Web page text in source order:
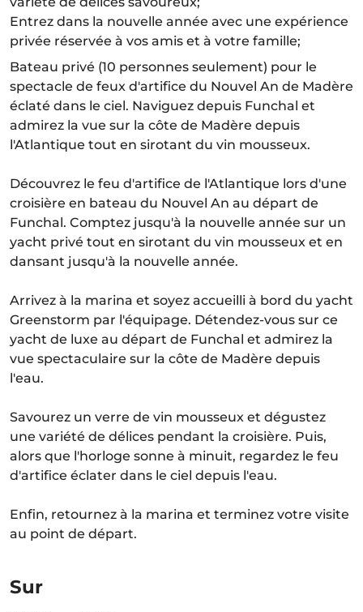
Entrez dans la nouvelle année avec une expérience
privée réservée à vos amis et à votre famille;
Bateau privé (10 personnes seulement) pour le
spectacle de feux d'artifice du Nouvel An de Madère
éclaté dans le ciel. Naviguez depuis Funchal et
admirez la vue sur la côte de Madère depuis
l'Atlantique tout en sirotant du vin mousseux.
Découvrez le feu d'artifice de l'Atlantique lors d'une
croisière en bateau du Nouvel An au départ de
Funchal. Comptez jusqu'à la nouvelle année sur un
yacht privé tout en sirotant du vin mousseux et en
dansant jusqu'à la nouvelle année.
Arrivez à la marina et soyez accueilli à bord du yacht
Greenstorm par l'équipage. Détendez-vous sur ce
yacht de luxe au départ de Funchal et admirez la
vue spectaculaire sur la côte de Madère depuis
l'eau.
Savourez un verre de vin mousseux et dégustez
une variété de délices pendant la croisière. Puis,
alors que l'horloge sonne à minuit, regardez le feu
d'artifice éclater dans le ciel depuis l'eau.
Enfin, retournez à la marina et terminez votre visite
au point de départ.
Sur